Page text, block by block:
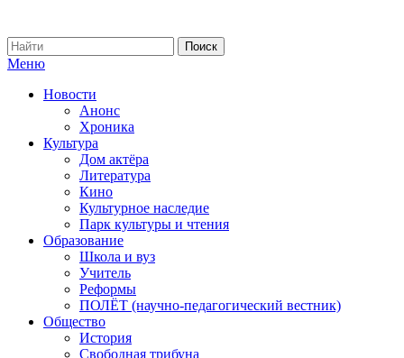
Меню
Новости
Анонс
Хроника
Культура
Дом актёра
Литература
Кино
Культурное наследие
Парк культуры и чтения
Образование
Школа и вуз
Учитель
Реформы
ПОЛЁТ (научно-педагогический вестник)
Общество
История
Свободная трибуна